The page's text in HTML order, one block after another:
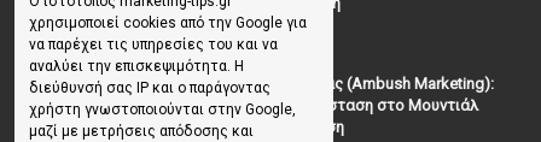
χρησιμοποιεί cookies από την Google για
να παρέχει τις υπηρεσίες του και να
αναλύει την επισκεψιμότητα. Η
διεύθυνσή σας IP και ο παράγοντας
χρήστη γνωστοποιούνται στην Google,
μαζί με μετρήσεις απόδοσης και
July 31, 2026
To Μάρκετινγκ της Ενέδρας (Ambush Marketing):
Πώς να κλέψεις την παράσταση στο Μουντιάλ
χωρίς (επίσημη) πρόσκληση